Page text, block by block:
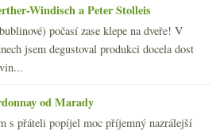
Windisch a Peter Stolleis
počasí zase klepe na dveře! V
jsem degustoval produkci docela dost
od Marady
s přáteli popíjel moc příjemný nazrálejší